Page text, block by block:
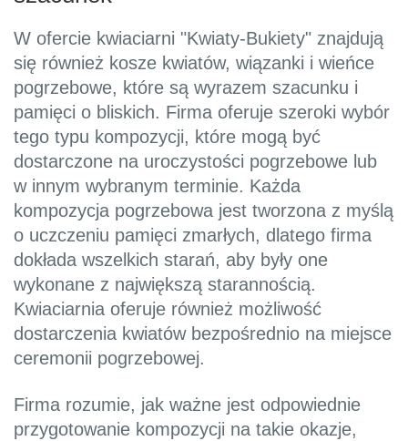
W ofercie kwiaciarni "Kwiaty-Bukiety" znajdują
się również kosze kwiatów, wiązanki i wieńce
pogrzebowe, które są wyrazem szacunku i
pamięci o bliskich. Firma oferuje szeroki wybór
tego typu kompozycji, które mogą być
dostarczone na uroczystości pogrzebowe lub
w innym wybranym terminie. Każda
kompozycja pogrzebowa jest tworzona z myślą
o uczczeniu pamięci zmarłych, dlatego firma
dokłada wszelkich starań, aby były one
wykonane z największą starannością.
Kwiaciarnia oferuje również możliwość
dostarczenia kwiatów bezpośrednio na miejsce
ceremonii pogrzebowej.
Firma rozumie, jak ważne jest odpowiednie
przygotowanie kompozycji na takie okazje,